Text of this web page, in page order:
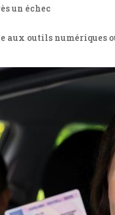
un échec
outils numériques